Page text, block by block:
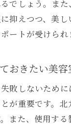
でしょう。ま
抑えつつ、美
ートが受けら
おきたい美容
敗しないため
が重要です。
また、使用す